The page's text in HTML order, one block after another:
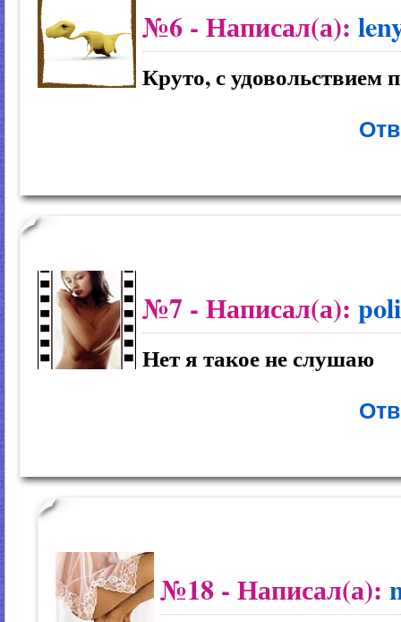
№6 - Написал(а):
Круто, с удовольствием
№7 - Написал(а):
Нет я такое не слушаю
№18 - Написал(а):